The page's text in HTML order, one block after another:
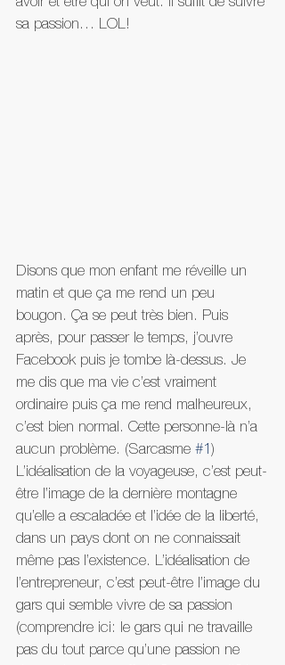
avoir et être qui on veut. Il suffit de suivre
sa passion… LOL!
Disons que mon enfant me réveille un
matin et que ça me rend un peu
bougon. Ça se peut très bien. Puis
après, pour passer le temps, j’ouvre
Facebook puis je tombe là-dessus. Je
me dis que ma vie c’est vraiment
ordinaire puis ça me rend malheureux,
c’est bien normal. Cette personne-là n’a
aucun problème. (Sarcasme #1 )
L’idéalisation de la voyageuse, c’est peut-
être l’image de la dernière montagne
qu’elle a escaladée et l’idée de la liberté,
dans un pays dont on ne connaissait
même pas l’existence. L’idéalisation de
l’entrepreneur, c’est peut-être l’image du
gars qui semble vivre de sa passion
(comprendre ici: le gars qui ne travaille
pas du tout parce qu’une passion ne